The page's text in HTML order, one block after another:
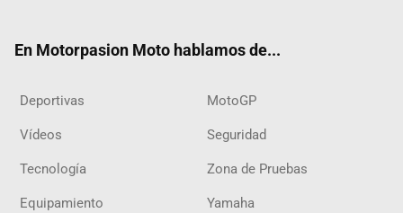
En Motorpasion Moto hablamos de...
Deportivas MotoGP
Vídeos Seguridad
Tecnología Zona de Pruebas
Equipamiento Yamaha